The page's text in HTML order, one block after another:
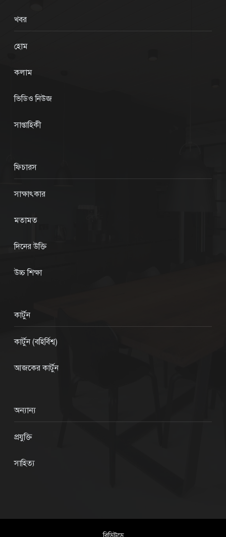
খবর
হোম
কলাম
ভিডিও নিউজ
সাপ্তাহিকী
ফিচারস
সাক্ষাৎকার
মতামত
দিনের উক্তি
উচ্চ শিক্ষা
কার্টুন
কার্টুন (বহির্বিশ্ব)
আজকের কার্টুন
অন্যান্য
প্রযুক্তি
সাহিত্য